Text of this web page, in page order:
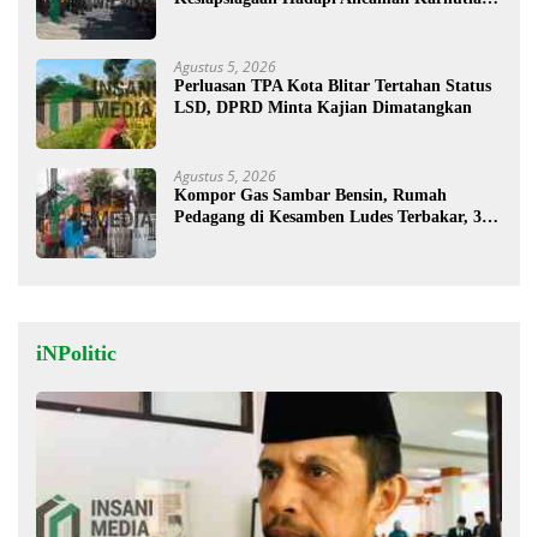
Agustus 5, 2026
Perluasan TPA Kota Blitar Tertahan Status
LSD, DPRD Minta Kajian Dimatangkan
Agustus 5, 2026
Kompor Gas Sambar Bensin, Rumah
Pedagang di Kesamben Ludes Terbakar, 3
iNPolitic